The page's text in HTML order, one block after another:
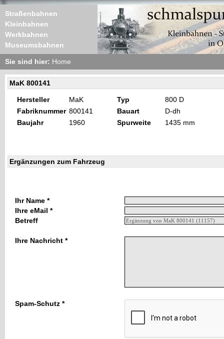
Straßenbahnen
Kleinbahnen
Werkbahnen
Museumsbahnen
Sie sind hier: Home
MaK 800141
Hersteller MaK Typ
800 D
Fabriknummer 800141 Bauart
D-dh
Baujahr
1960 Spurweite 1435 mm
Ergänzungen zum Fahrzeug
Ihr Name *
Ihre eMail *
Betreff
Ihre Nachricht *
Spam-Schutz *